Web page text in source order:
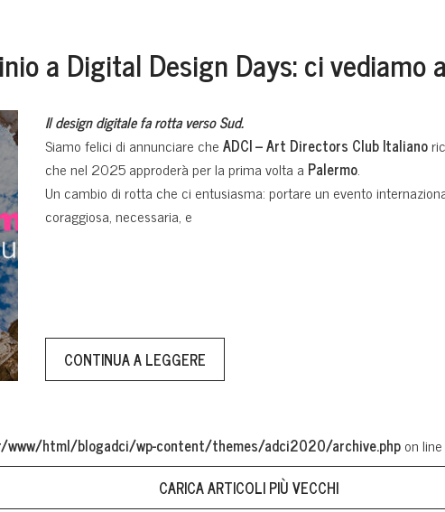
a Digital Design Days: ci vediamo
Il design digitale fa rotta verso Sud.
Siamo felici di annunciare cheADCI – Art Directors Club Italiano
che nel 2025 approderà per la prima volta a Palermo.
Un cambio di rotta che ci entusiasma: portare un evento
coraggiosa, necessaria, e
CONTINUA A LEGGERE
html/blogadci/wp-content/themes/adci2020/archive.phpon line
CARICA ARTICOLI PIÙ VECCHI